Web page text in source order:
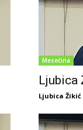
Mesečina
Ljubica
Ljubica Žikić